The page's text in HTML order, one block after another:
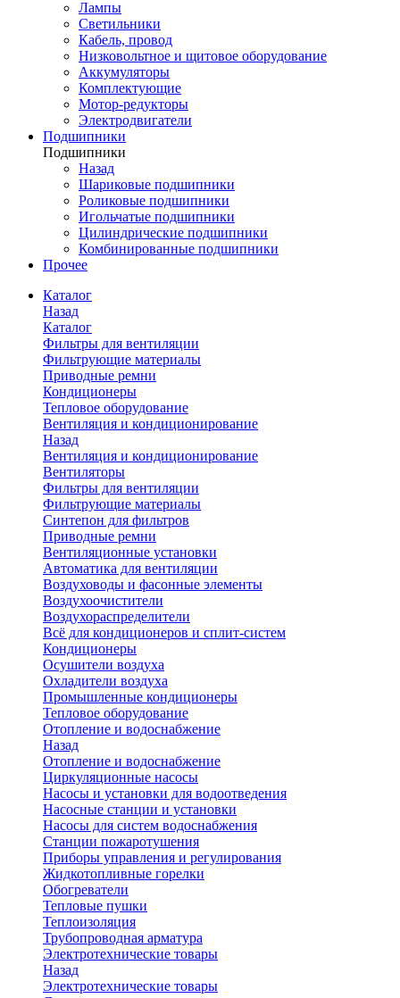
Лампы
Светильники
Кабель, провод
Низковольтное и щитовое оборудование
Аккумуляторы
Комплектующие
Мотор-редукторы
Электродвигатели
Подшипники
Подшипники
Назад
Шариковые подшипники
Роликовые подшипники
Игольчатые подшипники
Цилиндрические подшипники
Комбинированные подшипники
Прочее
Каталог
Назад
Каталог
Фильтры для вентиляции
Фильтрующие материалы
Приводные ремни
Кондиционеры
Тепловое оборудование
Вентиляция и кондиционирование
Назад
Вентиляция и кондиционирование
Вентиляторы
Фильтры для вентиляции
Фильтрующие материалы
Синтепон для фильтров
Приводные ремни
Вентиляционные установки
Автоматика для вентиляции
Воздуховоды и фасонные элементы
Воздухоочистители
Воздухораспределители
Всё для кондиционеров и сплит-систем
Кондиционеры
Осушители воздуха
Охладители воздуха
Промышленные кондиционеры
Тепловое оборудование
Отопление и водоснабжение
Назад
Отопление и водоснабжение
Циркуляционные насосы
Насосы и установки для водоотведения
Насосные станции и установки
Насосы для систем водоснабжения
Станции пожаротушения
Приборы управления и регулирования
Жидкотопливные горелки
Обогреватели
Тепловые пушки
Теплоизоляция
Трубопроводная арматура
Электротехнические товары
Назад
Электротехнические товары